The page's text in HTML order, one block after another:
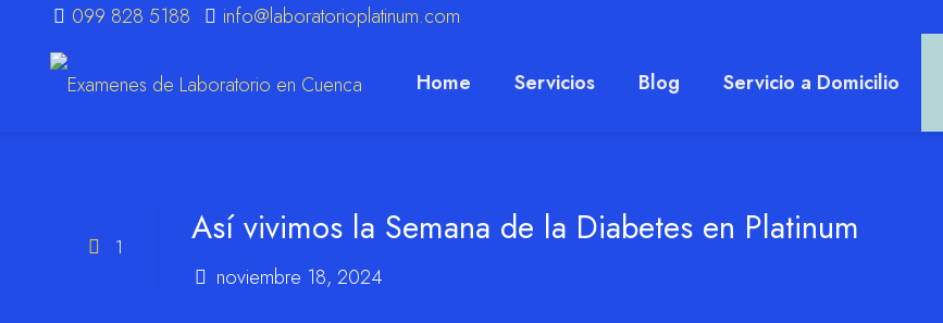
099 828 5188 info@laboratorioplatinum.com
Home Servicios Blog Servicio a Domicilio
1 Así vivimos la Semana de la Diabetes en Platinum
noviembre 18, 2024